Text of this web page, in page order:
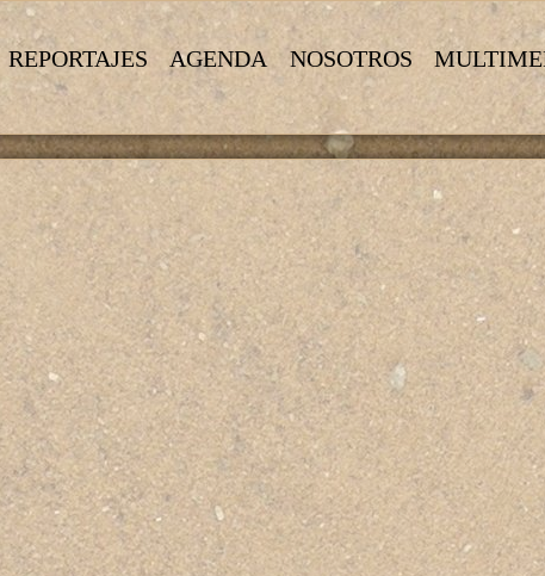
REPORTAJES AGENDA NOSOTROS